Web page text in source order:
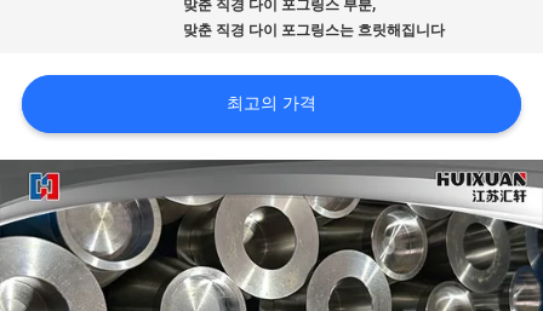
장
여
행
품
맞춘 직경 다이 포그링스 부분
맞춘 직경 다이 포그링스는 흐릿해집니다
최고의 가격